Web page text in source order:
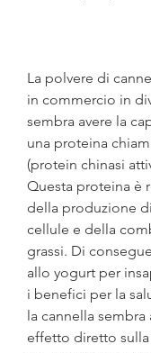
La polvere di
in commercio in
sembra avere la
una proteina
(protein chinasi
Questa proteina è
della produzione
cellule e della
grassi. Di
allo yogurt per
i benefici per la
la cannella sembra
effetto diretto